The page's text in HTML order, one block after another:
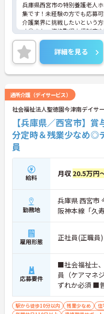
兵庫県西宮市の特別養護老人
集です！未経験の方でも応募
介護業界に挑戦したいという
す◎また、資格取得支援制度
で、働きながらスキルアップ
のある方は、面接ポイントをお
気軽にご連絡ください。
詳細を見る
通所介護（デイサービス）
社会福祉法人聖徳園今津南デイサ
【兵庫県／西宮市】
分定時＆残業少なめ◎
員
給料 月収 20.5万円
勤務地
兵庫県 西宮市
阪神本線「久
雇用形態 正社員(正職員)
応募要件
■社会福祉士
員（ケアマネ
ずれか必須 ■
Ｔ限定可）
駅から徒歩10分以内 残業少なめ 住